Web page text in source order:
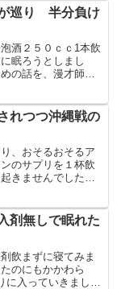
利用停止になるシ
ンク...
巡り 半分負け
酒２５０ｃｃ1本飲
眠ろうとしまし
の話を、漫才師ド
、過去のみじめな
もかと...
れつつ沖縄戦の
、おそるおそるア
のサプリを１杯飲
きませんでした。
です。おそらく鼻
噴霧薬...
剤無しで眠れた
飲まずに寝てみま
のにもかかわら
に入っていきまし